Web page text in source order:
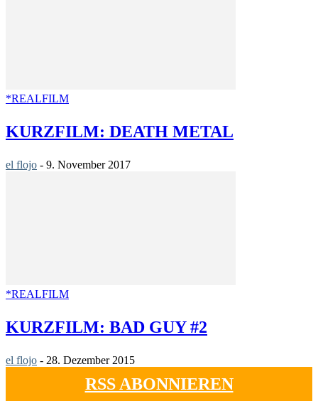
*REALFILM
KURZFILM: DEATH METAL
el flojo - 9. November 2017
*REALFILM
KURZFILM: BAD GUY #2
el flojo - 28. Dezember 2015
RSS ABONNIEREN